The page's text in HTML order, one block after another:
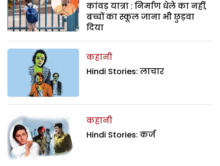
कांवड़ यात्रा : निर्माण धेले का नहीं,
बच्चों का स्कूल जाना भी छुड़वा
दिया
कहानी
Hindi Stories: लाचार
कहानी
Hindi Stories: कर्ज